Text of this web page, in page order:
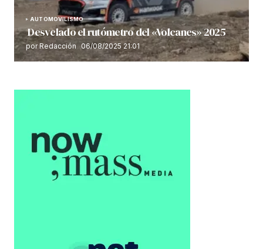
AUTOMOVILISMO
Desvelado el rutómetro del «Volcanes» 2025
por Redacción 06/08/2025 21:01